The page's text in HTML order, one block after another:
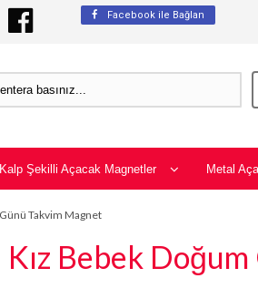
Facebook ile Bağlan
Kalp Şekilli Açacak Magnetler Metal
Takvim Magnet
Kız Bebek